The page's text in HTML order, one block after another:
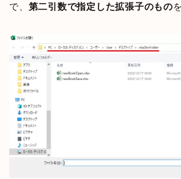
で、 第二引数で指定した拡張子のもの